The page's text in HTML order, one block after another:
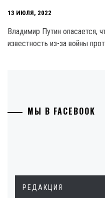
13 ИЮЛЯ, 2022
Владимир Путин опасается,
известность из-за войны
МЫ В FACEBOOK
РЕДАКЦИЯ